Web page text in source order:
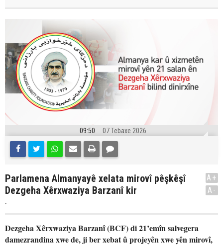
09:50 07 Tebaxe 2026
Parlamena Almanyayê xelata mirovî pêşkêşî
Dezgeha Xêrxwaziya Barzanî kir
.
A+
A-
Dezgeha Xêrxwaziya Barzanî (BCF) di 21’emîn salvegera
damezrandina xwe de, ji ber xebat û projeyên xwe yên mirovî,